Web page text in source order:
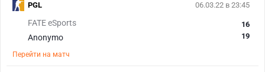
06.03.22 в 23:45
FATE eSports
Anonymo
16
19
Перейти на матч
PGL